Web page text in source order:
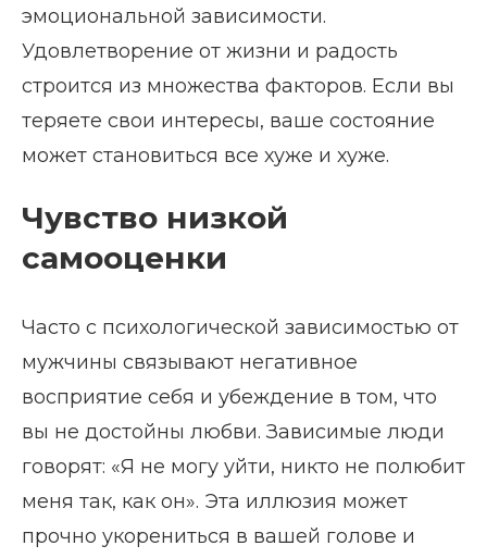
эмоциональной зависимости.
Удовлетворение от жизни и радость
строится из множества факторов. Если вы
теряете свои интересы, ваше состояние
может становиться все хуже и хуже.
Чувство низкой
самооценки
Часто с психологической зависимостью от
мужчины связывают негативное
восприятие себя и убеждение в том, что
вы не достойны любви. Зависимые люди
говорят: «Я не могу уйти, никто не полюбит
меня так, как он». Эта иллюзия может
прочно укорениться в вашей голове и